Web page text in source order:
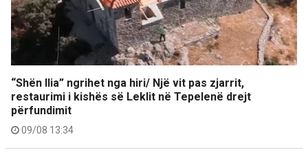
“Shën Ilia” ngrihet nga hiri/ Një vit pas zjarrit,
restaurimi i kishës së Leklit në Tepelenë drejt
përfundimit
09/08 13:34